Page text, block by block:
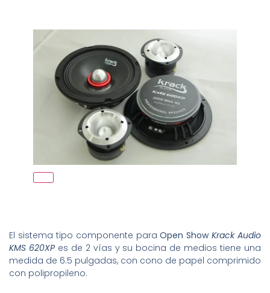
El sistema tipo componente paraOpen ShowKrack Audio
KMS 620XPes de 2 vías y su bocina de medios tiene una
medida de 6.5 pulgadas, con cono de papel comprimido
con polipropileno.